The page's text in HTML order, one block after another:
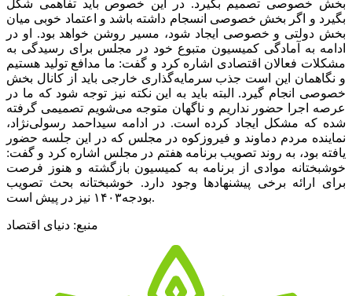
بخش خصوصی تصمیم بگیرد. در این خصوص باید تفاهمی شکل
بگیرد و اگر بخش خصوصی انسجام داشته باشد و اعتماد خوبی میان
بخش دولتی و خصوصی ایجاد شود، مسیر روشن خواهد بود. او در
ادامه به آمادگی کمیسیون متبوع خود در مجلس برای رسیدگی به
مشکلات فعالان اقتصادی اشاره کرد و گفت: ما مدافع تولید هستیم
و نگاهمان این است جذب سرمایه‌گذاری خارجی باید از کانال بخش
خصوصی انجام گیرد. البته باید به این نکته نیز توجه شود که‌ ما در
عرصه‌ اجرا حضور نداریم و ناگهان متوجه می‌شویم تصمیمی گرفته
شده که مشکل ایجاد کرده است. در ادامه سیداحمد رسولی‌نژاد،
نماینده مردم دماوند و فیروزکوه در مجلس که در این جلسه حضور
یافته بود، به روند تصویب برنامه هفتم در مجلس اشاره کرد و گفت:
خوشبختانه موادی از برنامه به کمیسیون بازگشته و هنوز فرصت
برای ارائه برخی پیشنهادها وجود دارد. خوشبختانه بحث تصویب
بودجه۱۴۰۳ نیز در پیش است.
منبع: دنیای اقتصاد